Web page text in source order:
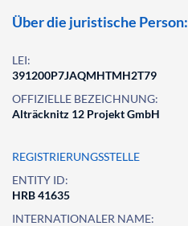
Über die juristische Person:
LEI:
391200P7JAQMHTMH2T79
OFFIZIELLE BEZEICHNUNG:
Alträcknitz 12 Projekt GmbH
REGISTRIERUNGSSTELLE
ENTITY ID:
HRB 41635
INTERNATIONALER NAME: